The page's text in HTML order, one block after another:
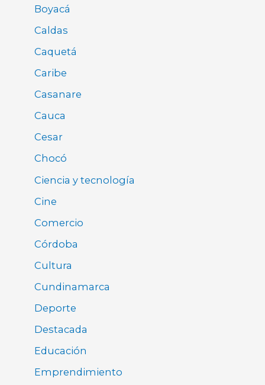
Boyacá
Caldas
Caquetá
Caribe
Casanare
Cauca
Cesar
Chocó
Ciencia y tecnología
Cine
Comercio
Córdoba
Cultura
Cundinamarca
Deporte
Destacada
Educación
Emprendimiento